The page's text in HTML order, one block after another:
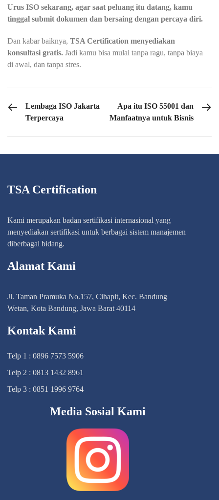
Urus ISO sekarang, agar saat peluang itu datang, kamu
tinggal submit dokumen dan bersaing dengan percaya diri.
Dan kabar baiknya, TSA Certification menyediakan
konsultasi gratis. Jadi kamu bisa mulai tanpa ragu, tanpa biaya
di awal, dan tanpa stres.
PREVIOUS POST
Lembaga ISO Jakarta
Terpercaya
NEXT POST
Apa itu ISO 55001 dan
Manfaatnya untuk Bisnis
TSA Certification
Kami merupakan badan sertifikasi internasional yang
menyediakan sertifikasi untuk berbagai sistem manajemen
diberbagai bidang.
Alamat Kami
Jl. Taman Pramuka No.157, Cihapit, Kec. Bandung
Wetan, Kota Bandung, Jawa Barat 40114
Kontak Kami
Telp 1 : 0896 7573 5906
Telp 2 : 0813 1432 8961
Telp 3 : 0851 1996 9764
Media Sosial Kami